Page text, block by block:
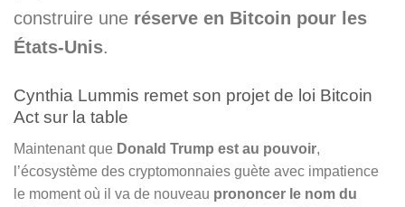
construire une réserve en Bitcoin pour les
États-Unis.
Cynthia Lummis remet son projet de loi Bitcoin
Act sur la table
Maintenant que Donald Trump est au pouvoir,
l’écosystème des cryptomonnaies guète avec impatience
le moment où il va de nouveau prononcer le nom du